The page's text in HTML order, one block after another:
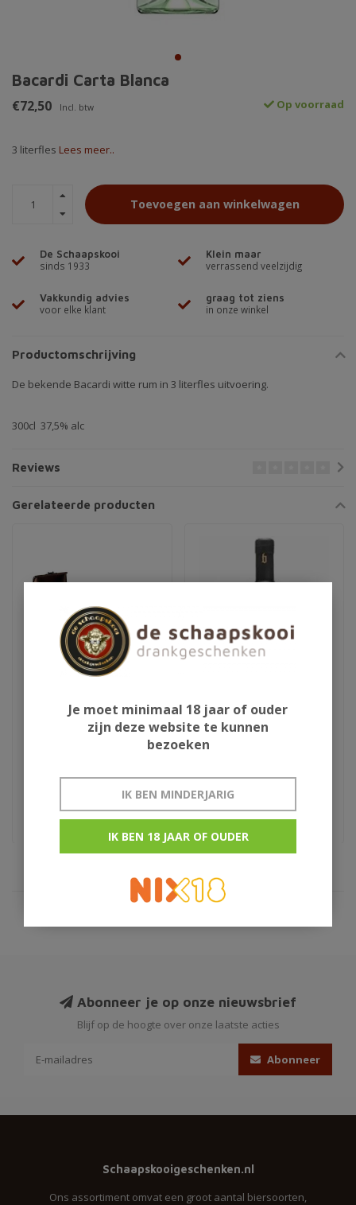
Bacardi Carta Blanca
€72,50 Incl. btw Op voorraad
3 literfles Lees meer..
Toevoegen aan winkelwagen
De Schaapskooi
sinds 1933
Klein maar
verrassend veelzijdig
Vakkundig advies
voor elke klant
graag tot ziens
in onze winkel
Productomschrijving
De bekende Bacardi witte rum in 3 literfles uitvoering.
300cl 37,5% alc
Reviews
Gerelateerde producten
Ron de Cuba Isla del
€399,00
Blackwell 007
€40,95
Jamaica rum
Abonneer je op onze nieuwsbrief
Blijf op de hoogte over onze laatste acties
Abonneer
Schaapskooigeschenken.nl
Ons assortiment omvat een groot aantal biersoorten,
Je moet minimaal 18 jaar of ouder
zijn deze website te kunnen
bezoeken
IK BEN MINDERJARIG
IK BEN 18 JAAR OF OUDER